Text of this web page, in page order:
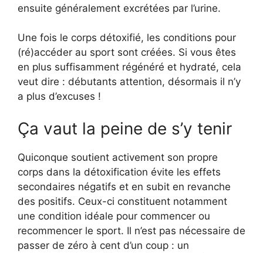
ensuite généralement excrétées par l’urine.
Une fois le corps détoxifié, les conditions pour
(ré)accéder au sport sont créées. Si vous êtes
en plus suffisamment régénéré et hydraté, cela
veut dire : débutants attention, désormais il n’y
a plus d’excuses !
Ça vaut la peine de s’y tenir
Quiconque soutient activement son propre
corps dans la détoxification évite les effets
secondaires négatifs et en subit en revanche
des positifs. Ceux-ci constituent notamment
une condition idéale pour commencer ou
recommencer le sport. Il n’est pas nécessaire de
passer de zéro à cent d’un coup : un